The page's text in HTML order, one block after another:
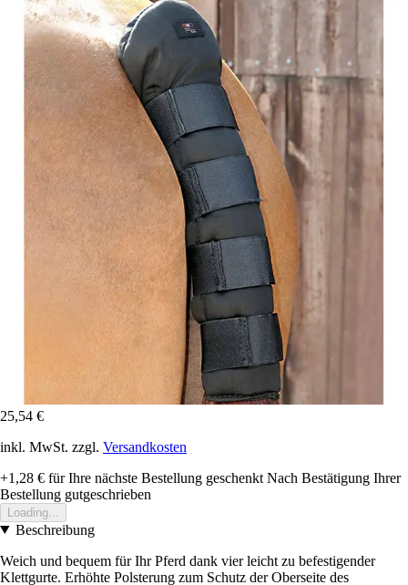
25,54 €
inkl. MwSt. zzgl. Versandkosten
+1,28 € für Ihre nächste Bestellung geschenkt Nach Bestätigung Ihrer
Bestellung gutgeschrieben
Loading...
Beschreibung
Weich und bequem für Ihr Pferd dank vier leicht zu befestigender
Klettgurte. Erhöhte Polsterung zum Schutz der Oberseite des